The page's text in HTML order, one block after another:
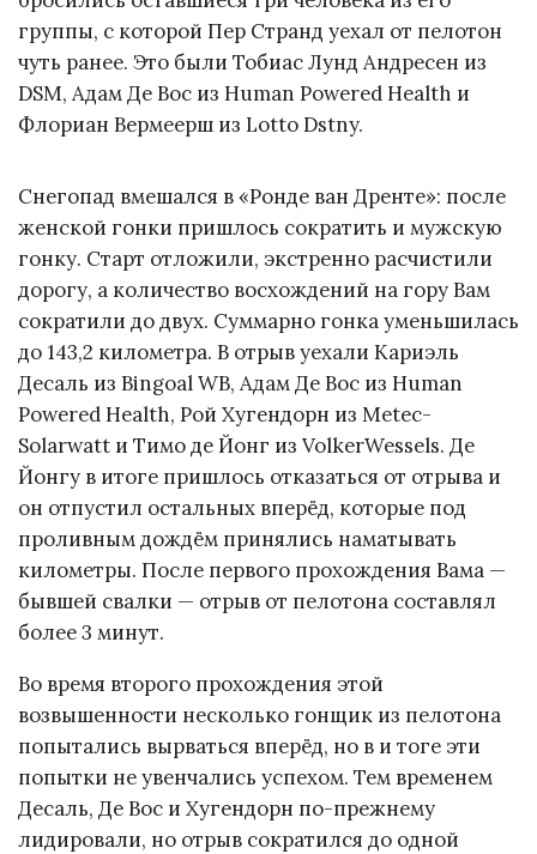
группы, с которой Пер Странд уехал от пелотон
чуть ранее. Это были Тобиас Лунд Андресен из
DSM, Адам Де Вос из Human Powered Health и
Флориан Вермеерш из Lotto Dstny.
Снегопад вмешался в «Ронде ван Дренте»: после
женской гонки пришлось сократить и мужскую
гонку. Старт отложили, экстренно расчистили
дорогу, а количество восхождений на гору Вам
сократили до двух. Суммарно гонка уменьшилась
до 143,2 километра. В отрыв уехали Кариэль
Десаль из Bingoal WB, Адам Де Вос из Human
Powered Health, Рой Хугендорн из Metec-
Solarwatt и Тимо де Йонг из VolkerWessels. Де
Йонгу в итоге пришлось отказаться от отрыва и
он отпустил остальных вперёд, которые под
проливным дождём принялись наматывать
километры. После первого прохождения Вама —
бывшей свалки — отрыв от пелотона составлял
более 3 минут.
Во время второго прохождения этой
возвышенности несколько гонщик из пелотона
попытались вырваться вперёд, но в и тоге эти
попытки не увенчались успехом. Тем временем
Десаль, Де Вос и Хугендорн по-прежнему
лидировали, но отрыв сократился до одной